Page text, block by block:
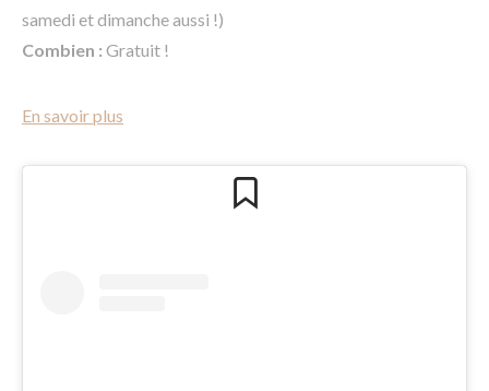
samedi et dimanche aussi !)
Combien : Gratuit !
En savoir plus